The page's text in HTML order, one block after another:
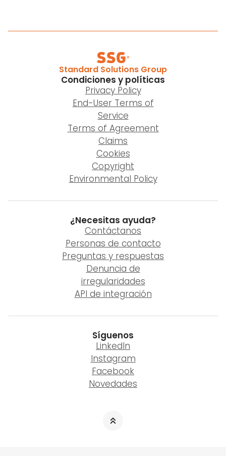
Standard Solutions Group
Condiciones y políticas
Privacy Policy
End-User Terms of
Service
Terms of Agreement
Claims
Cookies
Copyright
Environmental Policy
¿Necesitas ayuda?
Contáctanos
Personas de contacto
Preguntas y respuestas
Denuncia de
irregularidades
API de integración
Síguenos
LinkedIn
Instagram
Facebook
Novedades